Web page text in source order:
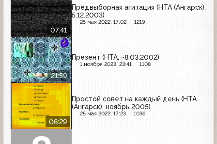
07:41
Предвыборная агитация (НТА (Ангарск),
5.12.2003)
25 мая 2022, 17:02 1219
21:59
Презент (НТА, ~8.03.2002)
1 ноября 2023, 23:41 1108
06:29
Простой совет на каждый день (НТА
(Ангарск), ноябрь 2005)
25 мая 2022, 17:23 1036